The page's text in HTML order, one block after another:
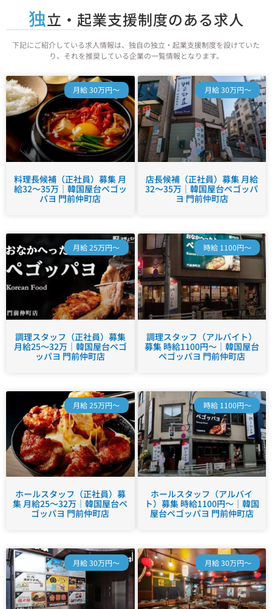
独立・起業支援制度のある求人
下記にご紹介している求人情報は、独自の独立・起業支援制度を設けていた
り、それを推奨している企業の一覧情報となります。
月給 30万円～
料理長候補（正社員）募集 月
給32～35万｜韓国屋台ペゴッ
パヨ 門前仲町店
月給 30万円～
店長候補（正社員）募集 月給
32～35万｜韓国屋台ペゴッパ
ヨ 門前仲町店
月給 25万円～
調理スタッフ（正社員）募集
月給25～32万｜韓国屋台ペゴ
ッパヨ 門前仲町店
時給 1100円～
調理スタッフ（アルバイト）
募集 時給1100円～｜韓国屋台
ペゴッパヨ 門前仲町店
月給 25万円～
ホールスタッフ（正社員）募
集 月給25～32万｜韓国屋台ペ
ゴッパヨ 門前仲町店
時給 1100円～
ホールスタッフ（アルバイ
ト）募集 時給1100円～｜韓国
屋台ペゴッパヨ 門前仲町店
月給 30万円～ 月給 30万円～